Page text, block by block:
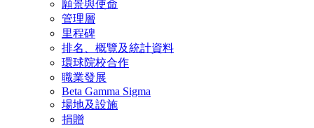
願景與使命
管理層
里程碑
排名、概覽及統計資料
環球院校合作
職業發展
Beta Gamma Sigma
場地及設施
捐贈